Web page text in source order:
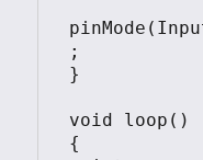
;
}
void loop()
{